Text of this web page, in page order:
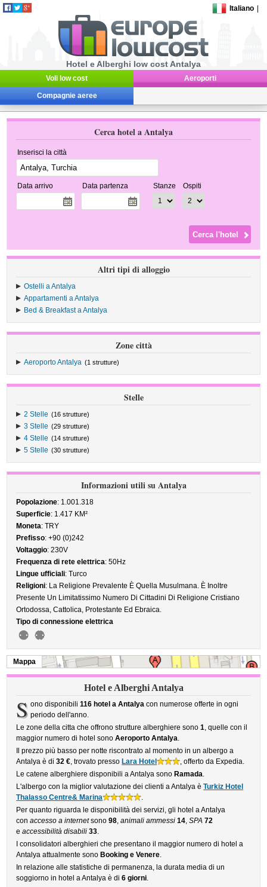
Italiano
Hotel e Alberghi low cost Antalya
Voli low cost Aeroporti
Compagnie aeree
Cerca hotel a Antalya
Inserisci la città
Data arrivo Data partenza Stanze Ospiti
Altri tipi di alloggio
Ostelli a Antalya
Appartamenti a Antalya
Bed & Breakfast a Antalya
Zone città
Aeroporto Antalya (1 strutture)
Stelle
2 Stelle (16 strutture)
3 Stelle (29 strutture)
4 Stelle (14 strutture)
5 Stelle (30 strutture)
Informazioni utili su Antalya
Popolazione: 1.001.318
Superficie: 1.417 KM²
Moneta: TRY
Prefisso: +90 (0)242
Voltaggio: 230V
Frequenza di rete elettrica: 50Hz
Lingue ufficiali: Turco
Religioni: La Religione Prevalente È Quella Musulmana. È Inoltre
Presente Un Limitatissimo Numero Di Cittadini Di Religione Cristiano
Ortodossa, Cattolica, Protestante Ed Ebraica.
Tipo di connessione elettrica
Mappa
Hotel e Alberghi Antalya
S ono disponibili 116 hotel a Antalyacon numerose offerte in ogni
periodo dell'anno.
Le zone della citta che offrono strutture alberghiere sono1, quelle con il
maggior numero di hotel sonoAeroporto Antalya.
Il prezzo più basso per notte riscontrato al momento in un albergo a
Antalya è di32 €, trovato presso Lara Hotel
, offerto da Expedia.
Le catene alberghiere disponibili a Antalya sono Ramada.
L'albergo con la miglior valutazione dei clienti a Antalya èTurkiz Hotel
Thalasso Centre& Marina
.
Per quanto riguarda le disponibilità dei servizi, gli hotel a Antalya
conaccesso a internetsono98,animali ammessi 14,SPA 72
eaccessibilità disabili 33.
I consolidatori alberghieri che presentano il maggior numero di hotel a
Antalya attualmente sono Booking e Venere.
In relazione alle statistiche di permanenza, la durata media di un
soggiorno in hotel a Antalya è di6 giorni.